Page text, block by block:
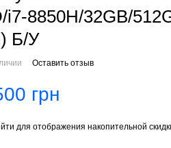
i7-8850H/32GB/
Б/У
Оставить отзыв
грн
для отображения накопительной